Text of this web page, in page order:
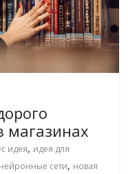
магазинах
идея, идея для
нейронные сети, новая